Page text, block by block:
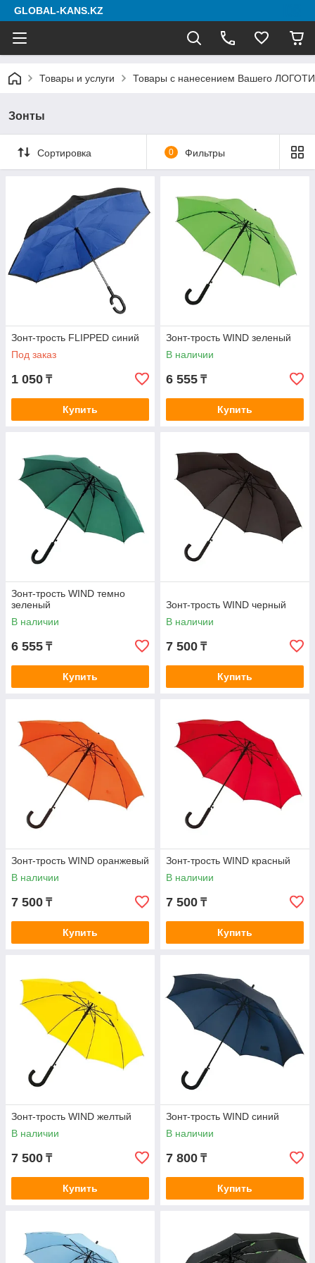
GLOBAL-KANS.KZ
Товары и услуги Товары с нанесением Вашего
Зонты
Сортировка 0 Фильтры
Зонт-трость FLIPPED синий
Под заказ
1 050 ₸
Купить
Зонт-трость WIND зеленый
В наличии
6 555 ₸
Купить
Зонт-трость WIND темно
зеленый
В наличии
6 555 ₸
Купить
Зонт-трость WIND черный
В наличии
7 500 ₸
Купить
Зонт-трость WIND оранжевый
В наличии
7 500 ₸
Купить
Зонт-трость WIND красный
В наличии
7 500 ₸
Купить
Зонт-трость WIND желтый
В наличии
7 500 ₸
Купить
Зонт-трость WIND синий
В наличии
7 800 ₸
Купить